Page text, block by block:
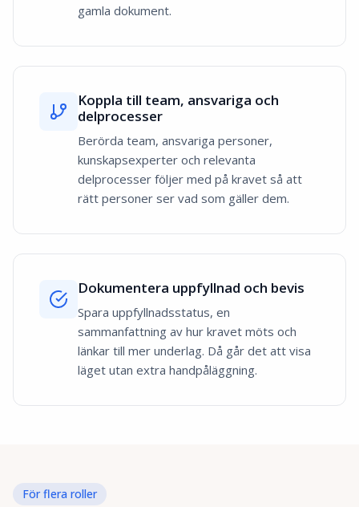
gamla dokument.
Koppla till team, ansvariga och
delprocesser
Berörda team, ansvariga personer,
kunskapsexperter och relevanta
delprocesser följer med på kravet så att
rätt personer ser vad som gäller dem.
Dokumentera uppfyllnad och bevis
Spara uppfyllnadsstatus, en
sammanfattning av hur kravet möts och
länkar till mer underlag. Då går det att visa
läget utan extra handpåläggning.
För flera roller